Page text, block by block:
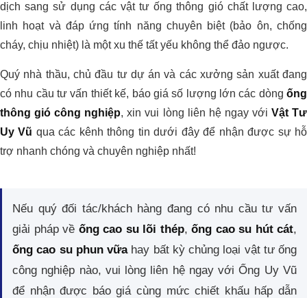
dịch sang sử dụng các vật tư ống thông gió chất lượng cao,
linh hoạt và đáp ứng tính năng chuyên biệt (bảo ôn, chống
cháy, chịu nhiệt) là một xu thế tất yếu không thể đảo ngược.
Quý nhà thầu, chủ đầu tư dự án và các xưởng sản xuất đang
có nhu cầu tư vấn thiết kế, báo giá số lượng lớn các dòng ống
thông gió công nghiệp, xin vui lòng liên hệ ngay với Vật Tư
Uy Vũ qua các kênh thông tin dưới đây để nhận được sự hỗ
trợ nhanh chóng và chuyên nghiệp nhất!
Nếu quý đối tác/khách hàng đang có nhu cầu tư vấn
giải pháp về ống cao su lõi thép, ống cao su hút cát,
ống cao su phun vữahay bất kỳ chủng loại vật tư ống
công nghiệp nào, vui lòng liên hệ ngay với Ống Uy Vũ
để nhận được báo giá cùng mức chiết khấu hấp dẫn